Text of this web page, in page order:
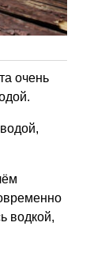
очень
водкой,